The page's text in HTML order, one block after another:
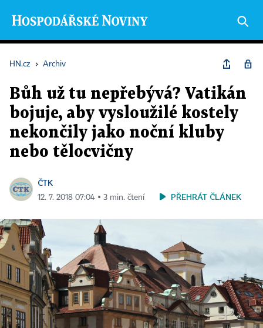
HN.cz › Archiv
Bůh už tu nepřebývá? Vatikán
bojuje, aby vysloužilé kostely
nekončily jako noční kluby
nebo tělocvičny
ČTK
12. 7. 2018 07:04 ▪ 3 min. čtení PŘEHRÁT ČLÁNEK